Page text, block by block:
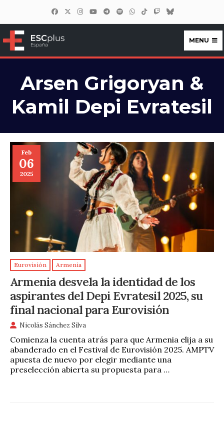
ESCplus España
MENU
Arsen Grigoryan &
Kamil Depi Evratesil
Feb
06
2025
Eurovisión Armenia
Armenia desvela la identidad de los
aspirantes del Depi Evratesil 2025, su
final nacional para Eurovisión
Nicolás Sánchez Silva
Comienza la cuenta atrás para que Armenia elija a su
abanderado en el Festival de Eurovisión 2025. AMPTV
apuesta de nuevo por elegir mediante una
preselección abierta su propuesta para …